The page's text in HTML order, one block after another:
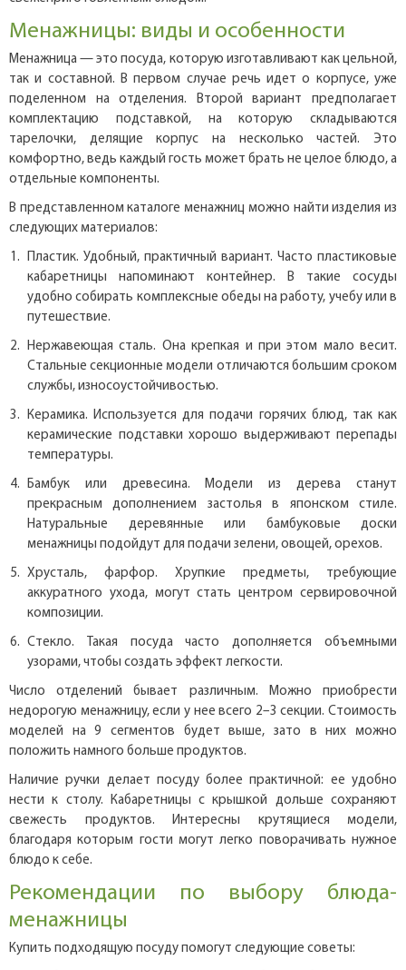
Менажницы: виды и особенности
Менажница — это посуда, которую изготавливают как цельной,
так и составной. В первом случае речь идет о корпусе, уже
поделенном на отделения. Второй вариант предполагает
комплектацию подставкой, на которую складываются
тарелочки, делящие корпус на несколько частей. Это
комфортно, ведь каждый гость может брать не целое блюдо, а
отдельные компоненты.
В представленном каталоге менажниц можно найти изделия из
следующих материалов:
Пластик. Удобный, практичный вариант. Часто пластиковые
кабаретницы напоминают контейнер. В такие сосуды
удобно собирать комплексные обеды на работу, учебу или в
путешествие.
Нержавеющая сталь. Она крепкая и при этом мало весит.
Стальные секционные модели отличаются большим сроком
службы, износоустойчивостью.
Керамика. Используется для подачи горячих блюд, так как
керамические подставки хорошо выдерживают перепады
температуры.
Бамбук или древесина. Модели из дерева станут
прекрасным дополнением застолья в японском стиле.
Натуральные деревянные или бамбуковые доски
менажницы подойдут для подачи зелени, овощей, орехов.
Хрусталь, фарфор. Хрупкие предметы, требующие
аккуратного ухода, могут стать центром сервировочной
композиции.
Стекло. Такая посуда часто дополняется объемными
узорами, чтобы создать эффект легкости.
Число отделений бывает различным. Можно приобрести
недорогую менажницу, если у нее всего 2–3 секции. Стоимость
моделей на 9 сегментов будет выше, зато в них можно
положить намного больше продуктов.
Наличие ручки делает посуду более практичной: ее удобно
нести к столу. Кабаретницы с крышкой дольше сохраняют
свежесть продуктов. Интересны крутящиеся модели,
благодаря которым гости могут легко поворачивать нужное
блюдо к себе.
Рекомендации по выбору блюда-
менажницы
Купить подходящую посуду помогут следующие советы: